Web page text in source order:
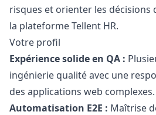
risques et orienter les
la plateforme Tellent HR.
Votre profil
Expérience solide en QA :
ingénierie qualité avec une
des applications web complexes.
Automatisation E2E : Maîtrise